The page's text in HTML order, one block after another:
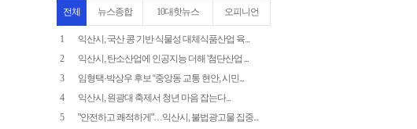
전체 뉴스종합 10대핫뉴스 오피니언
1
익산시, 국산 콩 기반 식물성 대체식품산업 육...
2
익산시, 탄소산업에 인공지능 더해 '첨단산업 ...
3
임형택·박상우 후보 “중앙동 교통 현안, 시민...
4
익산시, 원광대 축제서 청년 마음 잡는다...
5
"안전하고 쾌적하게"…익산시, 불법광고물 집중...